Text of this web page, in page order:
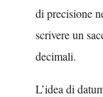
di precisione
scrivere un
decimali.
L’idea di